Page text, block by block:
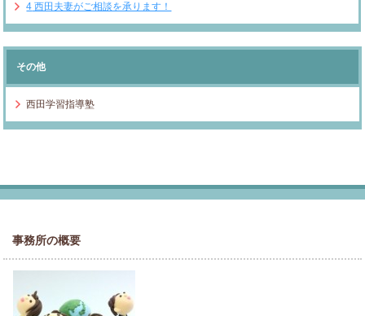
4 西田夫妻がご相談を承ります！
その他
西田学習指導塾
事務所の概要